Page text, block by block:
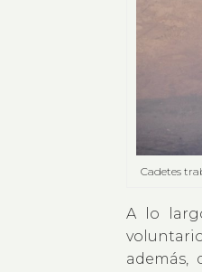
Cadetes
A lo
además,